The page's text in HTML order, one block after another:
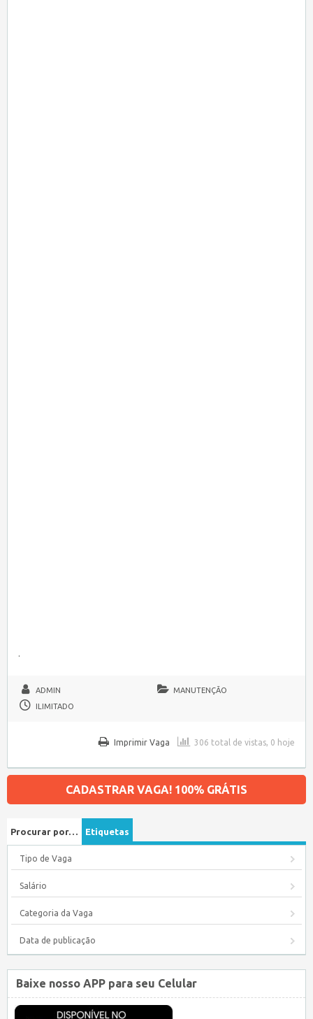
.
ADMIN
MANUTENÇÃO
ILIMITADO
306 total de vistas, 0 hoje
Imprimir Vaga
CADASTRAR VAGA! 100% GRÁTIS
Procurar por… Etiquetas
Tipo de Vaga
Salário
Categoria da Vaga
Data de publicação
Baixe nosso APP para seu Celular